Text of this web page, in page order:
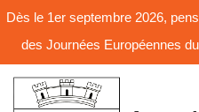
Dès le 1er septembre 2026,
des Journées Européennes